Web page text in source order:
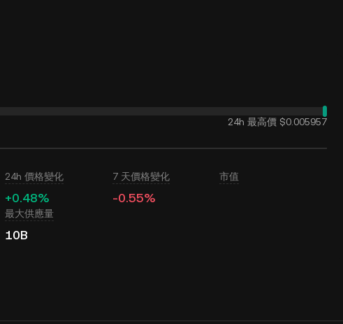
24h 最高價 $0.005957
24h 價格變化
+0.48%
7 天價格變化
-0.55%
市值
最大供應量
10B